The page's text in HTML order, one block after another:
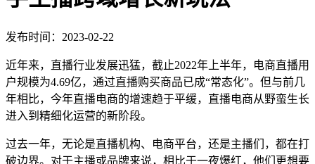
发布时间：2023-02-22
近年来，直播行业发展迅猛，截止2022年上半年，电商直播用
户规模为4.69亿，通过直播购买商品已成“常态化”。但与前几
年相比，今年直播电商的增速趋于平缓，直播电商从野蛮生长
进入到精细化运营的新阶段。
过去一年，无论是直播机构、电商平台，还是主播们，都在打
破边界。对于主播或品牌来说，相比于一夜爆红，他们更想要